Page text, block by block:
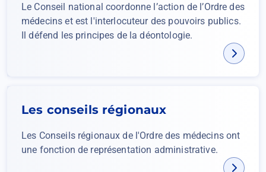
Le Conseil national coordonne l’action de l’Ordre des
médecins et est l'interlocuteur des pouvoirs publics.
Il défend les principes de la déontologie.
Les conseils régionaux
Les Conseils régionaux de l'Ordre des médecins ont
une fonction de représentation administrative.